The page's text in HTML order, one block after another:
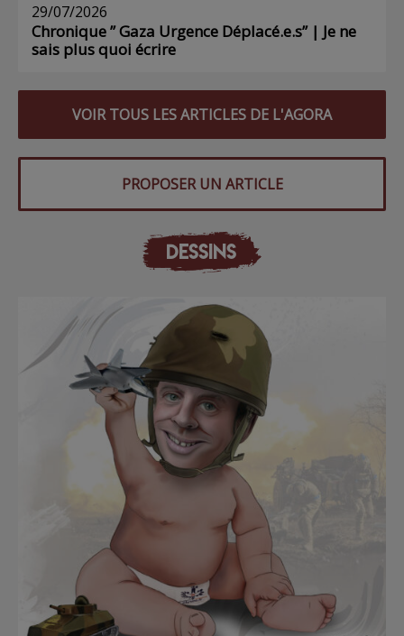
29/07/2026
Chronique ” Gaza Urgence Déplacé.e.s” | Je ne
sais plus quoi écrire
VOIR TOUS LES ARTICLES DE L'AGORA
PROPOSER UN ARTICLE
DESSINS